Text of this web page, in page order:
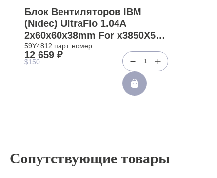
Блок Вентиляторов IBM
(Nidec) UltraFlo 1.04A
2x60x60x38mm For x3850X5
x3950X5(59Y4812)
59Y4812 парт. номер
12 659 ₽
$150 1
Сопутствующие товары